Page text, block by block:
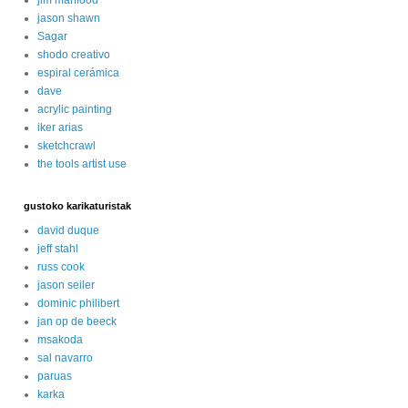
jason shawn
Sagar
shodo creativo
espiral cerámica
dave
acrylic painting
iker arias
sketchcrawl
the tools artist use
gustoko karikaturistak
david duque
jeff stahl
russ cook
jason seiler
dominic philibert
jan op de beeck
msakoda
sal navarro
paruas
karka